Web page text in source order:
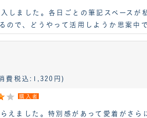
しました。各日ごとの筆記スペース
ので、どうやって活用しようか思案中で
費税込:1,320円)
購入者
えました。特別感があって愛着がさ